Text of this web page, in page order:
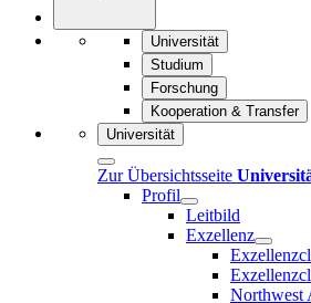
Universität
Studium
Forschung
Kooperation & Transfer
Universität
Zur Übersichtsseite
Profil
Leitbild
Exzellenz
Northwest